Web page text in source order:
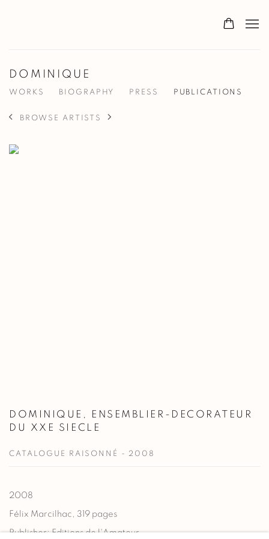
DOMINIQUE
WORKS BIOGRAPHY PRESS PUBLICATIONS
BROWSE ARTISTS
DOMINIQUE, ENSEMBLIER-DECORATEUR
DU XXE SIECLE
CATALOGUE RAISONNÉ - 2008
2008
Félix Marcilhac, 319 pages
Publisher: Editions de l'Amateur